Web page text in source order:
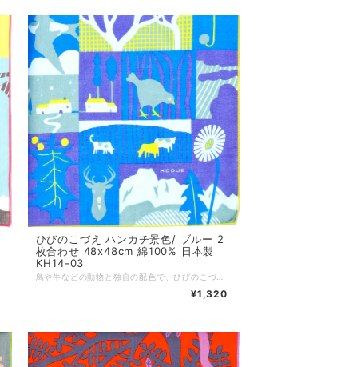
ひびのこづえ ハンカチ景色/ ブルー 2
枚合わせ 48x48cm 綿100% 日本製
KH14-03
¥1,320